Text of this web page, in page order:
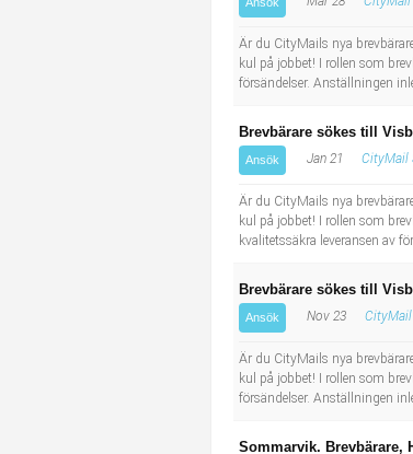
Är du CityMails nya
kul på jobbet! I rollen som
försändelser. Anställningen
Brevbärare sökes till
Ansök Jan 21 CityMail
Är du CityMails nya
kul på jobbet! I rollen som
kvalitetssäkra leveransen av
Brevbärare sökes till
Ansök Nov 23 CityMail
Är du CityMails nya
kul på jobbet! I rollen som
försändelser. Anställningen
Sommarvik. Brevbärare,